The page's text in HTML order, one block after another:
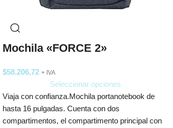
Mochila «FORCE 2»
$58.206,72 + IVA
Seleccionar opciones
Viaja con confianza.Mochila portanotebook de
hasta 16 pulgadas. Cuenta con dos
compartimentos, el compartimento principal con